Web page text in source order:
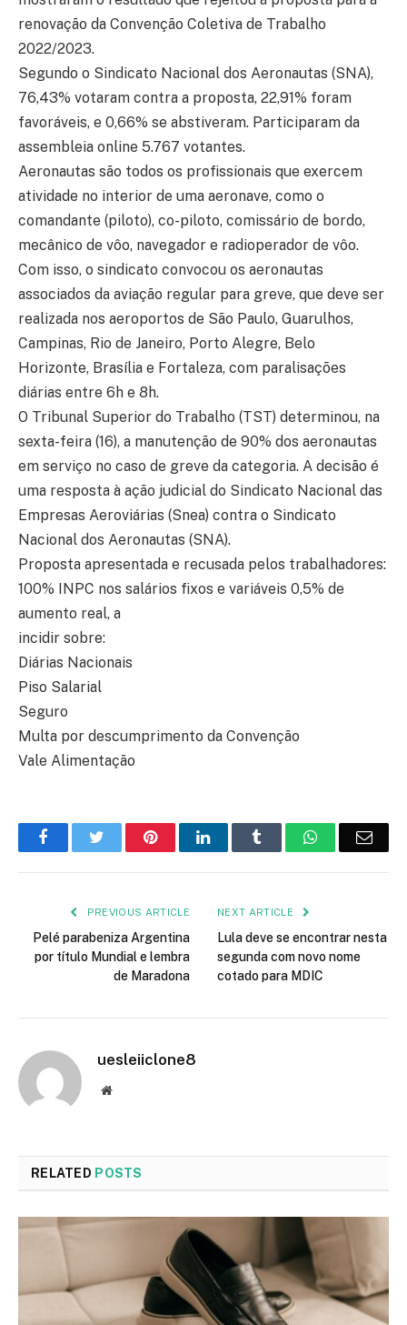
renovação da Convenção Coletiva de Trabalho
2022/2023.
Segundo o Sindicato Nacional dos Aeronautas (SNA),
76,43% votaram contra a proposta, 22,91% foram
favoráveis, e 0,66% se abstiveram. Participaram da
assembleia online 5.767 votantes.
Aeronautas são todos os profissionais que exercem
atividade no interior de uma aeronave, como o
comandante (piloto), co-piloto, comissário de bordo,
mecânico de vôo, navegador e radioperador de vôo.
Com isso, o sindicato convocou os aeronautas
associados da aviação regular para greve, que deve ser
realizada nos aeroportos de São Paulo, Guarulhos,
Campinas, Rio de Janeiro, Porto Alegre, Belo
Horizonte, Brasília e Fortaleza, com paralisações
diárias entre 6h e 8h.
O Tribunal Superior do Trabalho (TST) determinou, na
sexta-feira (16), a manutenção de 90% dos aeronautas
em serviço no caso de greve da categoria. A decisão é
uma resposta à ação judicial do Sindicato Nacional das
Empresas Aeroviárias (Snea) contra o Sindicato
Nacional dos Aeronautas (SNA).
Proposta apresentada e recusada pelos trabalhadores:
100% INPC nos salários fixos e variáveis 0,5% de
aumento real, a
incidir sobre:
Diárias Nacionais
Piso Salarial
Seguro
Multa por descumprimento da Convenção
Vale Alimentação
FacebookTwitter PinterestLinkedIn Tumblr WhatsApp
PREVIOUS ARTICLE
Pelé parabeniza Argentina
por título Mundial e lembra
de Maradona
NEXT ARTICLE
Lula deve se encontrar nesta
segunda com novo nome
cotado para MDIC
uesleiiclone8
Website
RELATED POSTS